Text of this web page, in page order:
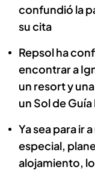
confundió la
su cita
Repsol ha
encontrar a
un resort y
un Sol de
Ya sea para ir
especial,
alojamiento,